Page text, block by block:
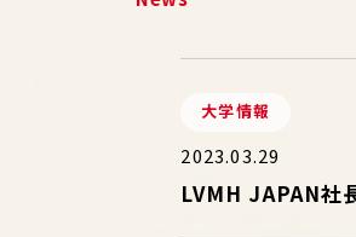
大学情報
2023.03.29
LVMH JAPAN社